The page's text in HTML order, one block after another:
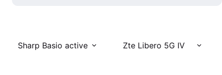
Sharp Basio active Zte Libero 5G IV